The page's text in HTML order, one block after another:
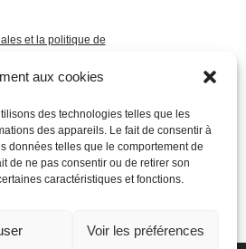
aux cookies
des technologies telles que les
des appareils. Le fait de consentir à
données telles que le comportement de
de ne pas consentir ou de retirer son
caractéristiques et fonctions.
Voir les préférences
et la politique de